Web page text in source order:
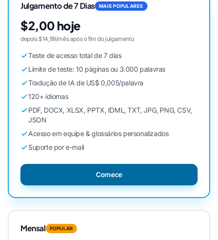
Julgamento de 7 Dias MAIS POPULARES
$2,00 hoje
depois $14,99/mês após o fim do julgamento
Teste de acesso total de 7 dias
Limite de teste: 10 páginas ou 3.000 palavras
Tradução de IA de US$ 0,005/palavra
120+ idiomas
PDF, DOCX, XLSX, PPTX, IDML, TXT, JPG, PNG, CSV,
JSON
Acesso em equipe & glossários personalizados
Suporte por e-mail
Comece
Mensal POPULAR